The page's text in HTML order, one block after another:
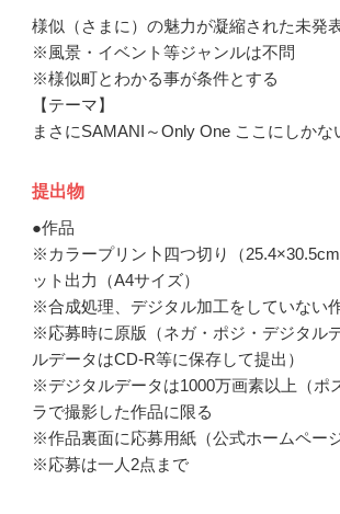
様似（さまに）の魅力が凝縮された未発
※風景・イベント等ジャンルは不問
※様似町とわかる事が条件とする
【テーマ】
まさにSAMANI～Only One ここにしかな
提出物
●作品
※カラープリン卜四つ切り（
ット出力（A4サイズ）
※合成処理、デジタル加工をしていない
※応募時に原版（ネガ・ポジ・デジタル
ルデータはCD-R等に保存して提出）
※デジタルデータは1000万画素以上（ポ
ラで撮影した作品に限る
※作品裏面に応募用紙（公式ホームペー
※応募は一人2点まで